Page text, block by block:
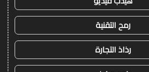
رمح التقنية
رذاذ التجارة